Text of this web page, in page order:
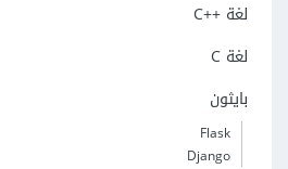
لغة C++‎
لغة C
بايثون
Flask
Django